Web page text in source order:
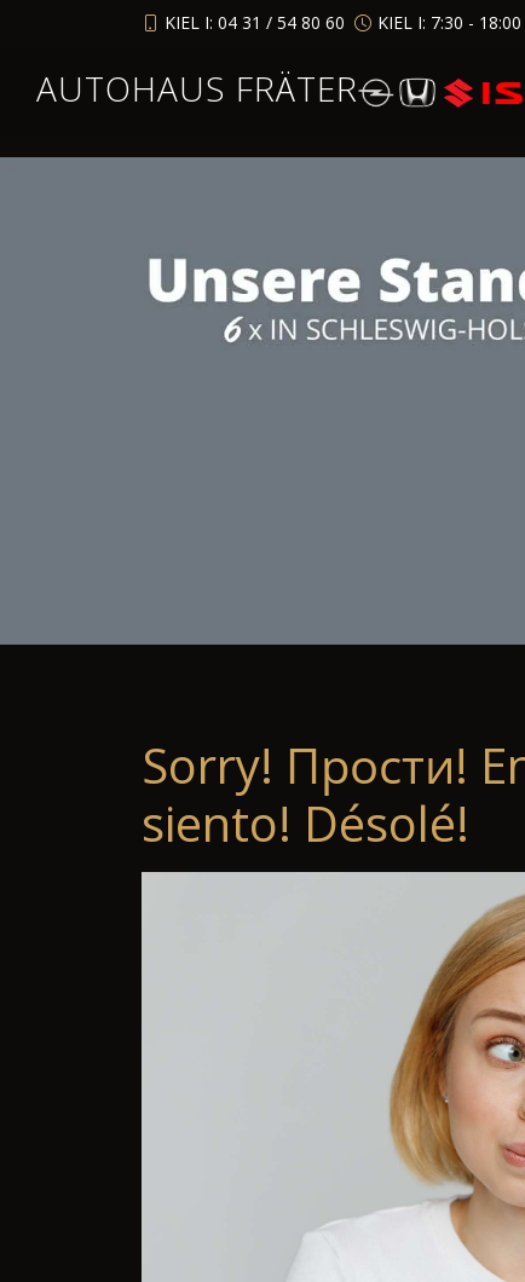
KIEL I: 04 31 / 54 80 60 KIEL I: 7:30 -
AUTOHAUS FRÄTER
Sorry! Прости!
siento! Désolé!